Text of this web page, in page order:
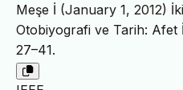
Meşe İ (January 1, 2012)
Otobiyografi ve Tarih: Afet
27–41.